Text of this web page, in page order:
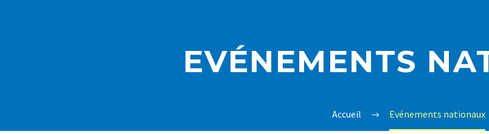
EVÉNEMENTS
Accueil Evénements nationaux